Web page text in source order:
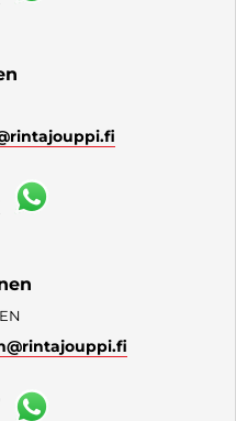
@rintajouppi.fi